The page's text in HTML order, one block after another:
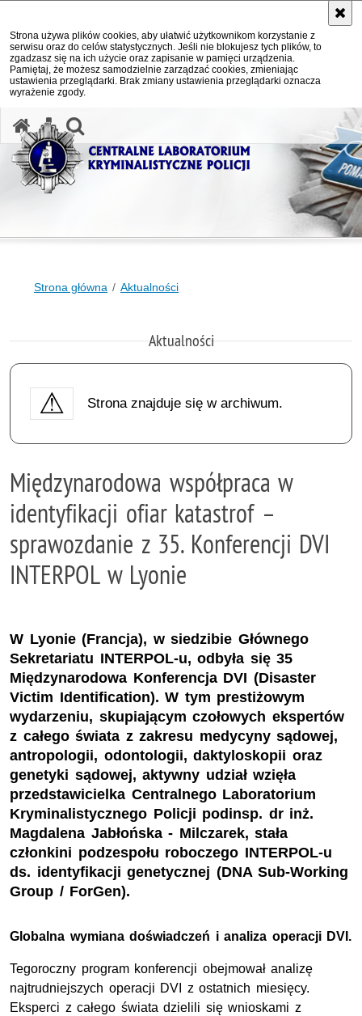
Strona używa plików cookies, aby ułatwić użytkownikom korzystanie z
serwisu oraz do celów statystycznych. Jeśli nie blokujesz tych plików, to
zgadzasz się na ich użycie oraz zapisanie w pamięci urządzenia.
Pamiętaj, że możesz samodzielnie zarządzać cookies, zmieniając
ustawienia przeglądarki. Brak zmiany ustawienia przeglądarki oznacza
wyrażenie zgody.
Strona główna Aktualności
Aktualności
Strona znajduje się w archiwum.
Międzynarodowa współpraca w
identyfikacji ofiar katastrof –
sprawozdanie z 35. Konferencji DVI
INTERPOL w Lyonie
W Lyonie (Francja), w siedzibie Głównego
Sekretariatu INTERPOL-u, odbyła się 35
Międzynarodowa Konferencja DVI (Disaster
Victim Identification). W tym prestiżowym
wydarzeniu, skupiającym czołowych ekspertów
z całego świata z zakresu medycyny sądowej,
antropologii, odontologii, daktyloskopii oraz
genetyki sądowej, aktywny udział wzięła
przedstawicielka Centralnego Laboratorium
Kryminalistycznego Policji podinsp. dr inż.
Magdalena Jabłońska - Milczarek, stała
członkini podzespołu roboczego INTERPOL-u
ds. identyfikacji genetycznej (DNA Sub-Working
Group / ForGen).
Globalna wymiana doświadczeń i analiza operacji DVI.
Tegoroczny program konferencji obejmował analizę
najtrudniejszych operacji DVI z ostatnich miesięcy.
Eksperci z całego świata dzielili się wnioskami z